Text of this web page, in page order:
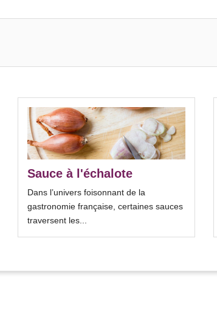
Sauce à l'échalote
Dans l’univers foisonnant de la
gastronomie française, certaines sauces
traversent les...